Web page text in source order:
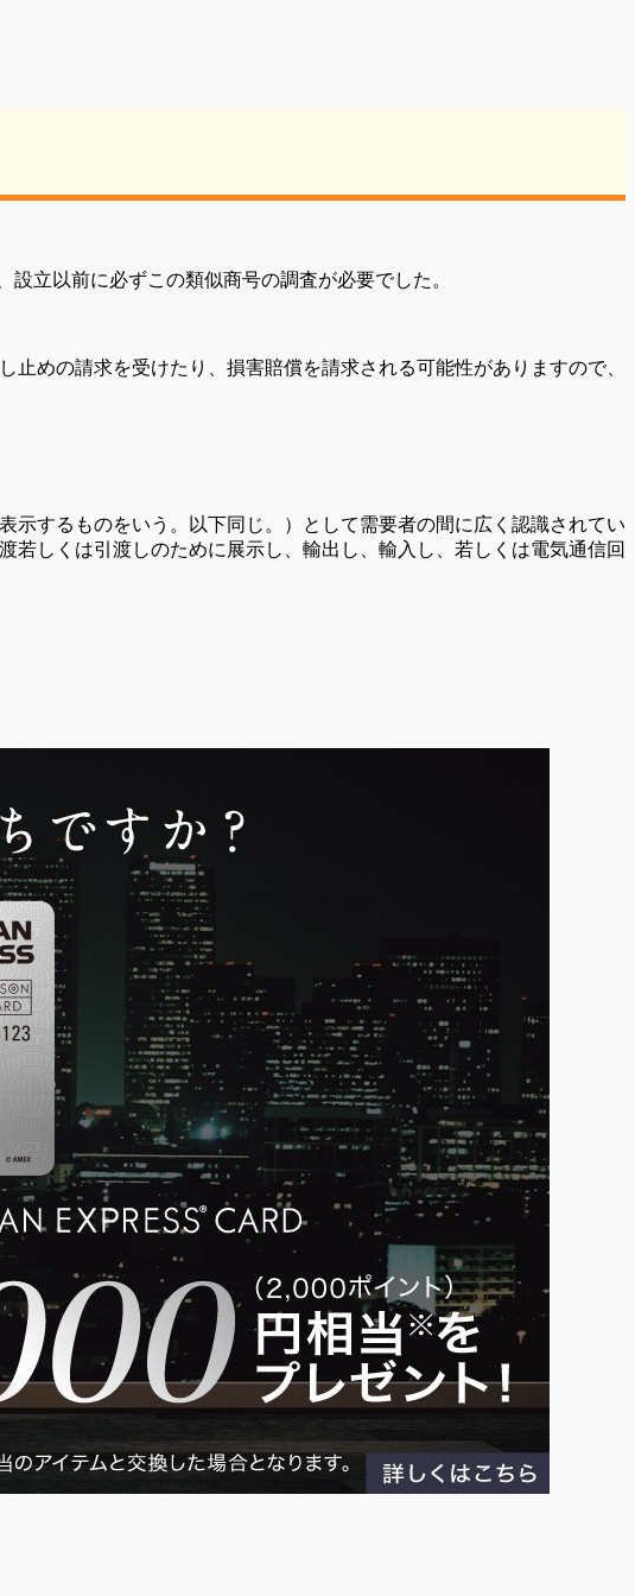
立以前に必ずこの類似商号の調査が必要でした。
めの請求を受けたり、損害賠償を請求される可能性がありますので、
するものをいう。以下同じ。）として需要者の間に広く認識されてい
しくは引渡しのために展示し、輸出し、輸入し、若しくは電気通信回